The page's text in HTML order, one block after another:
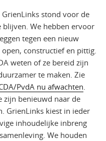
stond voor de
We hebben ervoor
tegen een nieuw
open, constructief en pittig.
weten of ze bereid zijn
te maken. Zie
PvdA nu afwachten.
zijn benieuwd naar de
GrienLinks kiest in ieder
inhoudelijke inbreng
We houden